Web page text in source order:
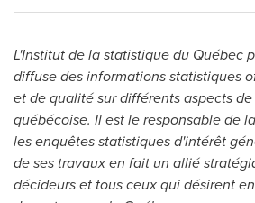
L'Institut de la statistique du Québec
diffuse des informations statistiques
et de qualité sur différents aspects
québécoise. Il est le responsable de
les enquêtes statistiques d'intérêt
de ses travaux en fait un allié
décideurs et tous ceux qui désirent